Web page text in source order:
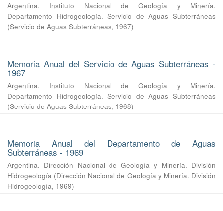
Argentina. Instituto Nacional de Geología y Minería.
Departamento Hidrogeología. Servicio de Aguas Subterráneas
(Servicio de Aguas Subterráneas, 1967)
Memoria Anual del Servicio de Aguas Subterráneas -
1967
Argentina. Instituto Nacional de Geología y Minería.
Departamento Hidrogeología. Servicio de Aguas Subterráneas
(Servicio de Aguas Subterráneas, 1968)
Memoria Anual del Departamento de Aguas
Subterráneas - 1969
Argentina. Dirección Nacional de Geología y Minería. División
Hidrogeología (Dirección Nacional de Geología y Minería. División
Hidrogeología, 1969)